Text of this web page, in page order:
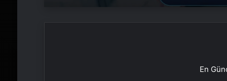
En